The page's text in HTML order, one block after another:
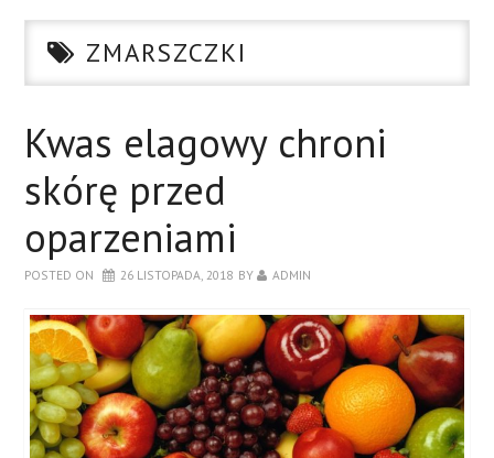
STUDIA
KONTAKT
ZMARSZCZKI
Kwas elagowy chroni
skórę przed
oparzeniami
POSTED ON 26 LISTOPADA, 2018 BY ADMIN